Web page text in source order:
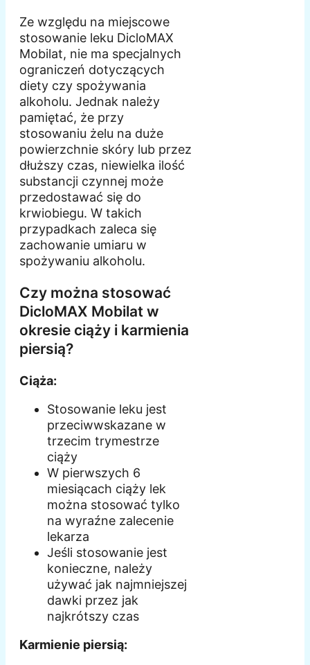
Ze względu na miejscowe
stosowanie leku DicloMAX
Mobilat, nie ma specjalnych
ograniczeń dotyczących
diety czy spożywania
alkoholu. Jednak należy
pamiętać, że przy
stosowaniu żelu na duże
powierzchnie skóry lub przez
dłuższy czas, niewielka ilość
substancji czynnej może
przedostawać się do
krwiobiegu. W takich
przypadkach zaleca się
zachowanie umiaru w
spożywaniu alkoholu.
Czy można stosować
DicloMAX Mobilat w
okresie ciąży i karmienia
piersią?
Ciąża:
Stosowanie leku jest
przeciwwskazane w
trzecim trymestrze
ciąży
W pierwszych 6
miesiącach ciąży lek
można stosować tylko
na wyraźne zalecenie
lekarza
Jeśli stosowanie jest
konieczne, należy
używać jak najmniejszej
dawki przez jak
najkrótszy czas
Karmienie piersią: